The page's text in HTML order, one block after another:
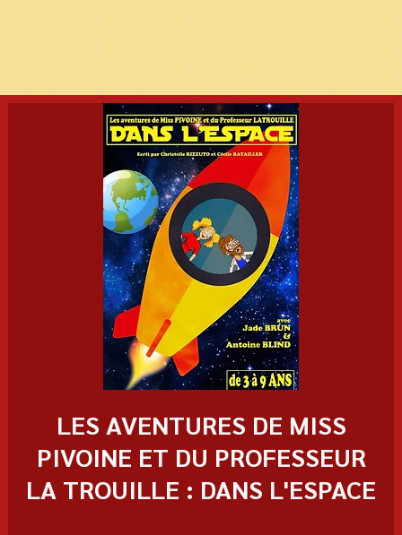
LES AVENTURES DE MISS
PIVOINE ET DU PROFESSEUR
LA TROUILLE : DANS L'ESPACE